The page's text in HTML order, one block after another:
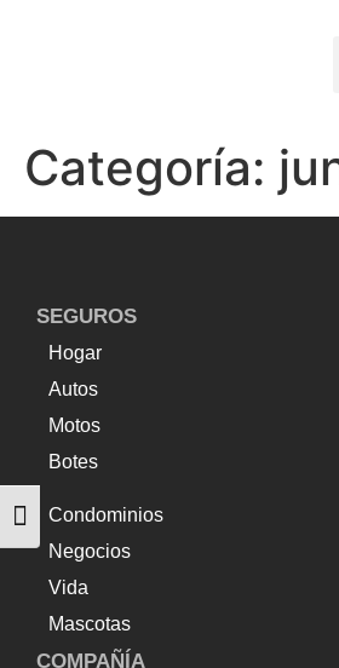
Alternar tamaño de letra
Categoría:
SEGUROS
Hogar
Autos
Motos
Botes
Condominios
Negocios
Vida
Mascotas
COMPAÑÍA